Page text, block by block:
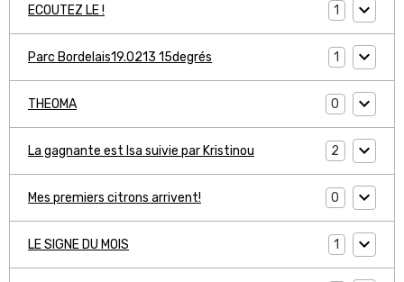
ECOUTEZ LE ! 1
Parc Bordelais19.0213 15degrés 1
THEOMA 0
La gagnante est Isa suivie par Kristinou 2
Mes premiers citrons arrivent! 0
LE SIGNE DU MOIS 1